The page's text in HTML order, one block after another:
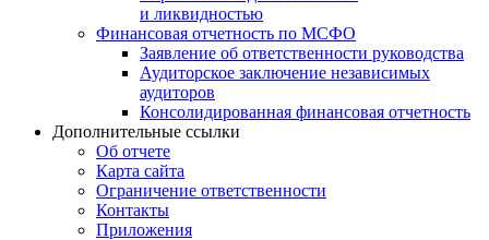
и ликвидностью
Финансовая отчетность по МСФО
Заявление об ответственности руководства
Аудиторское заключение независимых
аудиторов
Консолидированная финансовая отчетность
Дополнительные ссылки
Об отчете
Карта сайта
Ограничение ответственности
Контакты
Приложения